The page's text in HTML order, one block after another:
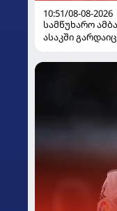
10:51/08-08-2026
სამწუხარო
ასაკში